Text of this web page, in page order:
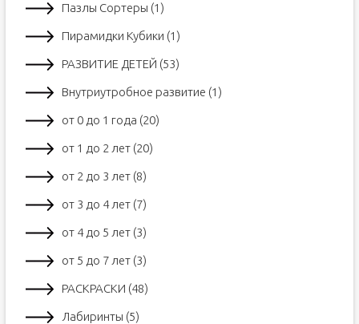
Пазлы Сортеры (1)
Пирамидки Кубики (1)
РАЗВИТИЕ ДЕТЕЙ (53)
Внутриутробное развитие (1)
от 0 до 1 года (20)
от 1 до 2 лет (20)
от 2 до 3 лет (8)
от 3 до 4 лет (7)
от 4 до 5 лет (3)
от 5 до 7 лет (3)
РАСКРАСКИ (48)
Лабиринты (5)